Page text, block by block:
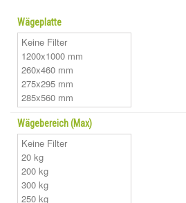
Wägeplatte
Wägebereich (Max)